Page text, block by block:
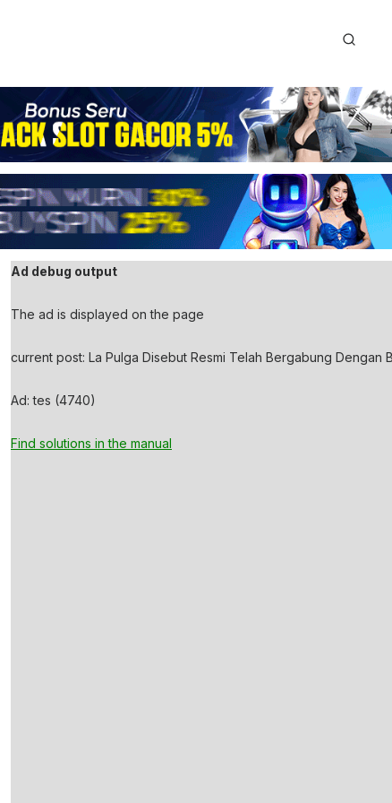
Ad debug output
The ad is displayed on the page
current post: La Pulga Disebut Resmi Telah Bergabung Dengan
Ad: tes (4740)
Find solutions in the manual